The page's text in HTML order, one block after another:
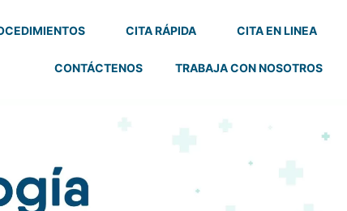
CITA RÁPIDA CITA EN LINEA
CONTÁCTENOS TRABAJA CON NOSOTROS